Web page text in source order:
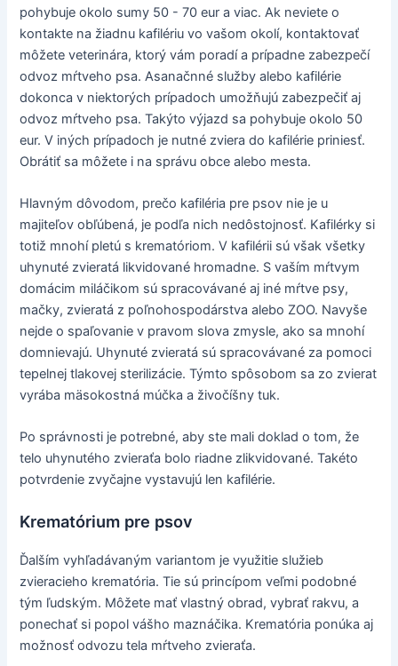
pohybuje okolo sumy 50 - 70 eur a viac. Ak neviete o
kontakte na žiadnu kafilériu vo vašom okolí, kontaktovať
môžete veterinára, ktorý vám poradí a prípadne zabezpečí
odvoz mŕtveho psa. Asanačnné služby alebo kafilérie
dokonca v niektorých prípadoch umožňujú zabezpečiť aj
odvoz mŕtveho psa. Takýto výjazd sa pohybuje okolo 50
eur. V iných prípadoch je nutné zviera do kafilérie priniesť.
Obrátiť sa môžete i na správu obce alebo mesta.
Hlavným dôvodom, prečo kafiléria pre psov nie je u
majiteľov obľúbená, je podľa nich nedôstojnosť. Kafilérky si
totiž mnohí pletú s krematóriom. V kafilérii sú však všetky
uhynuté zvieratá likvidované hromadne. S vaším mŕtvym
domácim miláčikom sú spracovávané aj iné mŕtve psy,
mačky, zvieratá z poľnohospodárstva alebo ZOO. Navyše
nejde o spaľovanie v pravom slova zmysle, ako sa mnohí
domnievajú. Uhynuté zvieratá sú spracovávané za pomoci
tepelnej tlakovej sterilizácie. Týmto spôsobom sa zo zvierat
vyrába mäsokostná múčka a živočíšny tuk.
Po správnosti je potrebné, aby ste mali doklad o tom, že
telo uhynutého zvieraťa bolo riadne zlikvidované. Takéto
potvrdenie zvyčajne vystavujú len kafilérie.
Krematórium pre psov
Ďalším vyhľadávaným variantom je využitie služieb
zvieracieho krematória. Tie sú princípom veľmi podobné
tým ľudským. Môžete mať vlastný obrad, vybrať rakvu, a
ponechať si popol vášho maznáčika. Krematória ponúka aj
možnosť odvozu tela mŕtveho zvieraťa.